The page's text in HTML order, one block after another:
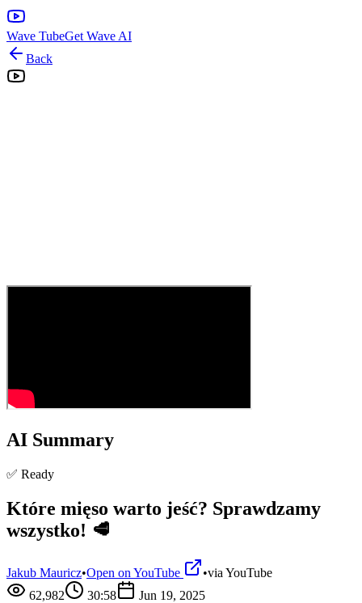
Wave TubeGet Wave AI
Back
AI Summary
✅ Ready
Które mięso warto jeść? Sprawdzamy
wszystko! 🥩
Jakub Mauricz•Open on YouTube •via YouTube
62,982
30:58 Jun 19, 2025